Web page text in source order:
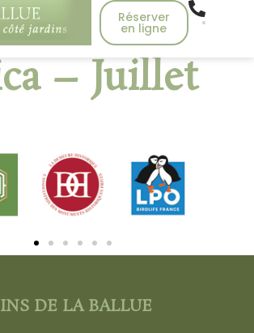
Réserver
en ligne
– Juillet
DE LA BALLUE